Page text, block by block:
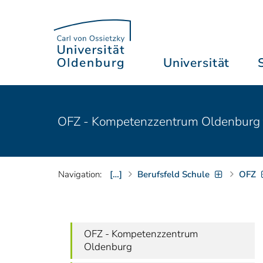
Universität
OFZ - Kompetenzzentrum
Navigation: […] Berufsfeld Schule OFZ
OFZ - Kompetenzzentrum
Oldenburg